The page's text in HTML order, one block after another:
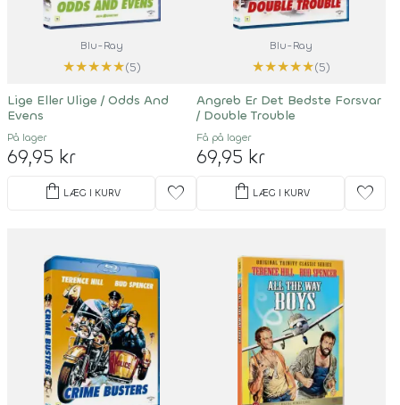
Blu-Ray
★★★★★(5)
Lige Eller Ulige / Odds And
Evens
På lager
69,95 kr
shopping_bag LÆG I KURV favorite
Blu-Ray
★★★★★(5)
Angreb Er Det Bedste Forsvar
/ Double Trouble
Få på lager
69,95 kr
shopping_bag LÆG I KURV favorite